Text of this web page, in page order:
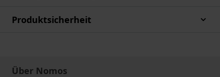
Produktsicherheit
Über Nomos